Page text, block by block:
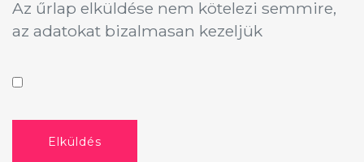
Az űrlap elküldése nem kötelezi semmire,
az adatokat bizalmasan kezeljük
Elküldés